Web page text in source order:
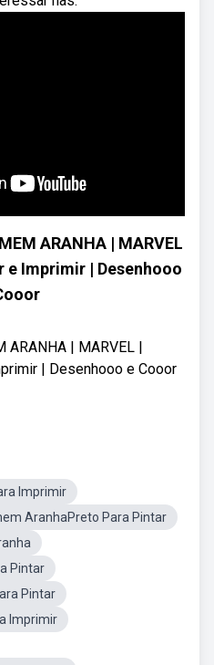
ARANHA | MARVEL
e Imprimir | Desenhooo
ARANHA | MARVEL |
| Desenhooo e Cooor
Imprimir
AranhaPreto Para Pintar
Pintar
Pintar
Imprimir